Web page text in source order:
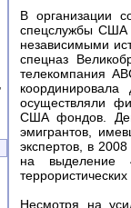
В организации
спецслужбы США
независимыми
спецназ
телекомпания
осуществляли
США фондов.
эмигрантов,
экспертов, в
на выделение
террористических
Несмотря на